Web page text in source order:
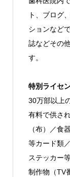
ト、ブログ
ションなど
誌などその
す。
特別ライセ
30万部以上
有料で供さ
（布）／食
等カード類
ステッカー
制作物（TV